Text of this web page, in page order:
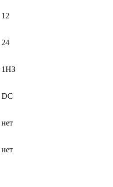
12
24
1НЗ
DC
нет
нет